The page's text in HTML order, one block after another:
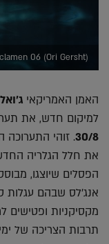
(Cyclamen 06 (Ori Gersht
האמן האמריקאי
למיקום חדש, את
30/8. זוהי התערוכה
הפסלים שיוצגו,
אנג'לס שבהם עגלות
מקסיקניות ופטישים
תרבות הצריכה של